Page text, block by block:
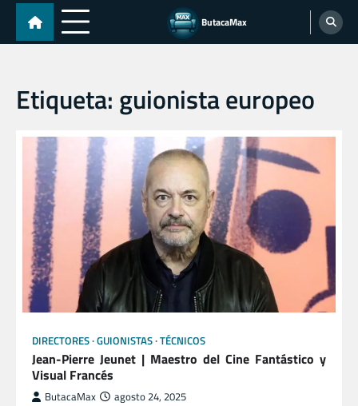
Skip
content
ButacaMax
Etiqueta: guionista europeo
DIRECTORES GUIONISTAS TÉCNICOS
Jean-Pierre Jeunet | Maestro del Cine Fantástico y
Visual Francés
ButacaMax agosto 24, 2025